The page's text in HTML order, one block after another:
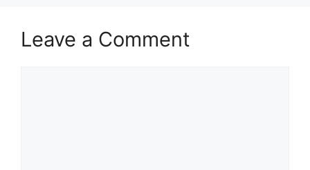
Leave a Comment